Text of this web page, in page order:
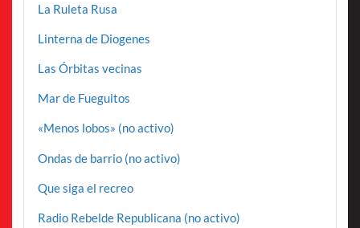
La Ruleta Rusa
Linterna de Diogenes
Las Órbitas vecinas
Mar de Fueguitos
«Menos lobos» (no activo)
Ondas de barrio (no activo)
Que siga el recreo
Radio Rebelde Republicana (no activo)